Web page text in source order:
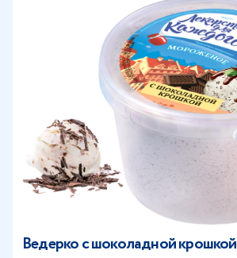
Ведерко с шоколадной крошкой